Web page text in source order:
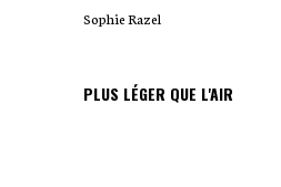
Sophie Razel
PLUS LÉGER QUE L'AIR